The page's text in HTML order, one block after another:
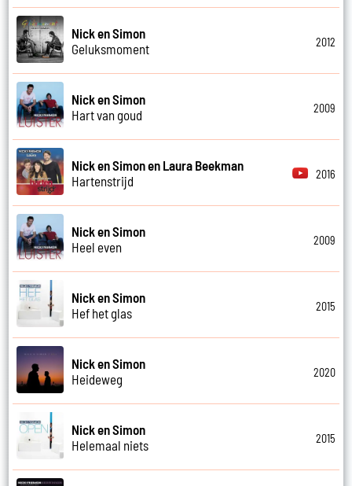
Nick en Simon
Geluksmoment
2012
Nick en Simon
Hart van goud
2009
Nick en Simon en Laura Beekman
Hartenstrijd
2016
Nick en Simon
Heel even
2009
Nick en Simon
Hef het glas
2015
Nick en Simon
Heideweg
2020
Nick en Simon
Helemaal niets
2015